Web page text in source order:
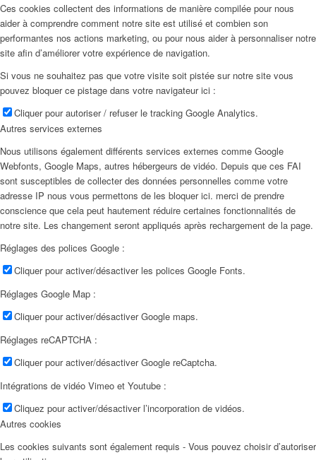
Ces cookies collectent des informations de manière compilée pour nous
aider à comprendre comment notre site est utilisé et combien son
performantes nos actions marketing, ou pour nous aider à personnaliser notre
site afin d’améliorer votre expérience de navigation.
Si vous ne souhaitez pas que votre visite soit pistée sur notre site vous
pouvez bloquer ce pistage dans votre navigateur ici :
Cliquer pour autoriser / refuser le tracking Google Analytics.
Autres services externes
Nous utilisons également différents services externes comme Google
Webfonts, Google Maps, autres hébergeurs de vidéo. Depuis que ces FAI
sont susceptibles de collecter des données personnelles comme votre
adresse IP nous vous permettons de les bloquer ici. merci de prendre
conscience que cela peut hautement réduire certaines fonctionnalités de
notre site. Les changement seront appliqués après rechargement de la page.
Réglages des polices Google :
Cliquer pour activer/désactiver les polices Google Fonts.
Réglages Google Map :
Cliquer pour activer/désactiver Google maps.
Réglages reCAPTCHA :
Cliquer pour activer/désactiver Google reCaptcha.
Intégrations de vidéo Vimeo et Youtube :
Cliquez pour activer/désactiver l’incorporation de vidéos.
Autres cookies
Les cookies suivants sont également requis - Vous pouvez choisir d’autoriser